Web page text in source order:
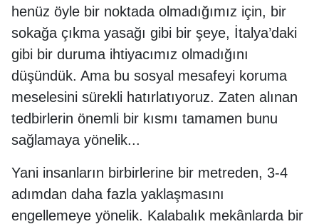
henüz öyle bir noktada olmadığımız için, bir
sokağa çıkma yasağı gibi bir şeye, İtalya’daki
gibi bir duruma ihtiyacımız olmadığını
düşündük. Ama bu sosyal mesafeyi koruma
meselesini sürekli hatırlatıyoruz. Zaten alınan
tedbirlerin önemli bir kısmı tamamen bunu
sağlamaya yönelik...
Yani insanların birbirlerine bir metreden, 3-4
adımdan daha fazla yaklaşmasını
engellemeye yönelik. Kalabalık mekânlarda bir